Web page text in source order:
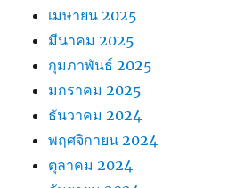
เมษายน 2025
มีนาคม 2025
กุมภาพันธ์ 2025
มกราคม 2025
ธันวาคม 2024
พฤศจิกายน 2024
ตุลาคม 2024